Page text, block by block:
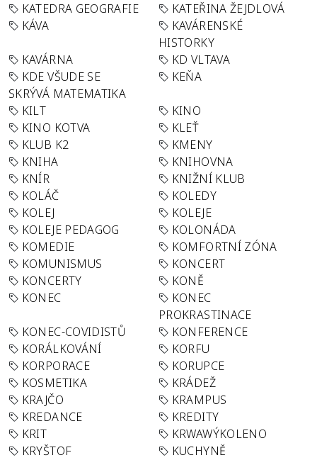
KATEDRA GEOGRAFIE
KATEŘINA ŽEJDLOVÁ
KÁVA
KAVÁRENSKÉ
HISTORKY
KAVÁRNA
KD VLTAVA
KDE VŠUDE SE
SKRÝVÁ MATEMATIKA
KEŇA
KILT
KINO
KINO KOTVA
KLEŤ
KLUB K2
KMENY
KNIHA
KNIHOVNA
KNÍR
KNIŽNÍ KLUB
KOLÁČ
KOLEDY
KOLEJ
KOLEJE
KOLEJE PEDAGOG
KOLONÁDA
KOMEDIE
KOMFORTNÍ ZÓNA
KOMUNISMUS
KONCERT
KONCERTY
KONĚ
KONEC
KONEC
PROKRASTINACE
KONEC-COVIDISTŮ
KONFERENCE
KORÁLKOVÁNÍ
KORFU
KORPORACE
KORUPCE
KOSMETIKA
KRÁDEŽ
KRAJČO
KRAMPUS
KREDANCE
KREDITY
KRIT
KRWAWÝKOLENO
KRYŠTOF
KUCHYNĚ